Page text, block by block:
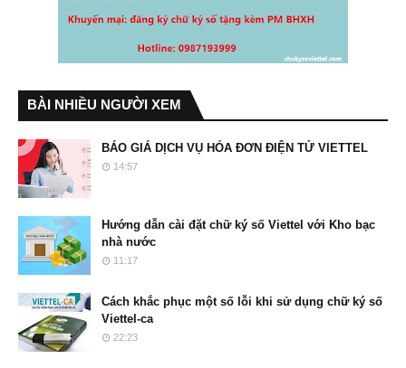
BÀI NHIỀU NGƯỜI XEM
BÁO GIÁ DỊCH VỤ HÓA ĐƠN ĐIỆN TỬ VIETTEL
14:57
Hướng dẫn cài đặt chữ ký số Viettel với Kho bạc
nhà nước
11:17
Cách khắc phục một số lỗi khi sử dụng chữ ký số
Viettel-ca
22:23